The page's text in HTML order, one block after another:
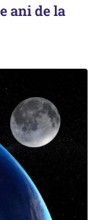
ani de la